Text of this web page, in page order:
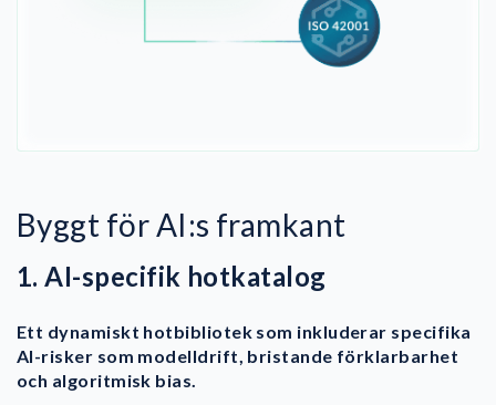
Byggt för AI:s framkant
1. AI-specifik hotkatalog
Ett dynamiskt hotbibliotek som inkluderar specifika
AI-risker som modelldrift, bristande förklarbarhet
och algoritmisk bias.